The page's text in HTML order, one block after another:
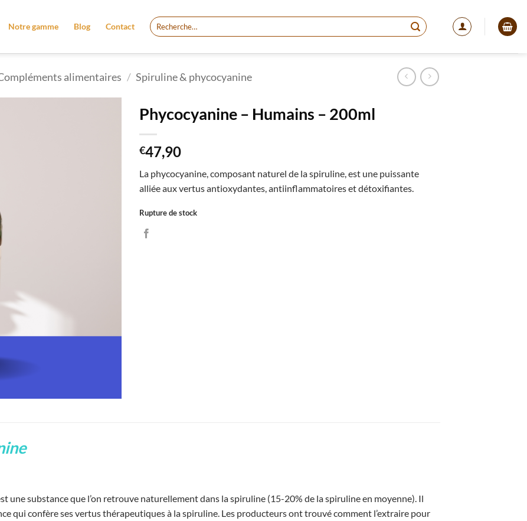
Notre gamme Blog Contact
Recherche
pour :
alimentaires / Spiruline & phycocyanine
Phycocyanine – Humains – 200ml
€47,90
La phycocyanine, composant naturel de la spiruline, est une puissante
alliée aux vertus antioxydantes, antiinflammatoires et détoxifiantes.
Rupture de stock
une substance que l’on retrouve naturellement dans la spiruline (15-20% de la spiruline en moyenne). Il
qui confère ses vertus thérapeutiques à la spiruline. Les producteurs ont trouvé comment l’extraire pour